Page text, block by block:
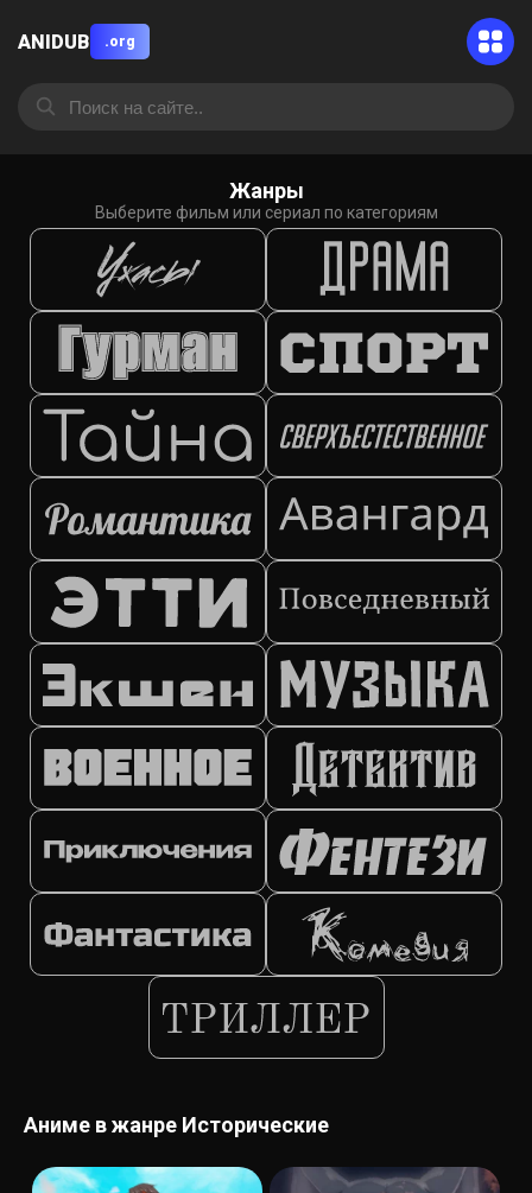
ANIDUB .org
Жанры
Выберите фильм или сериал по категориям
Аниме в жанре Исторические